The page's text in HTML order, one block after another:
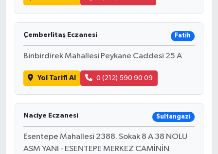
Çemberlitaş Eczanesi Fatih
Binbirdirek Mahallesi Peykane Caddesi 25 A
Yol Tarifi Al 0 (212) 590 90 09
Naciye Eczanesi Sultangazi
Esentepe Mahallesi 2388. Sokak 8 A 38 NOLU
ASM YANI - ESENTEPE MERKEZ CAMİNİN